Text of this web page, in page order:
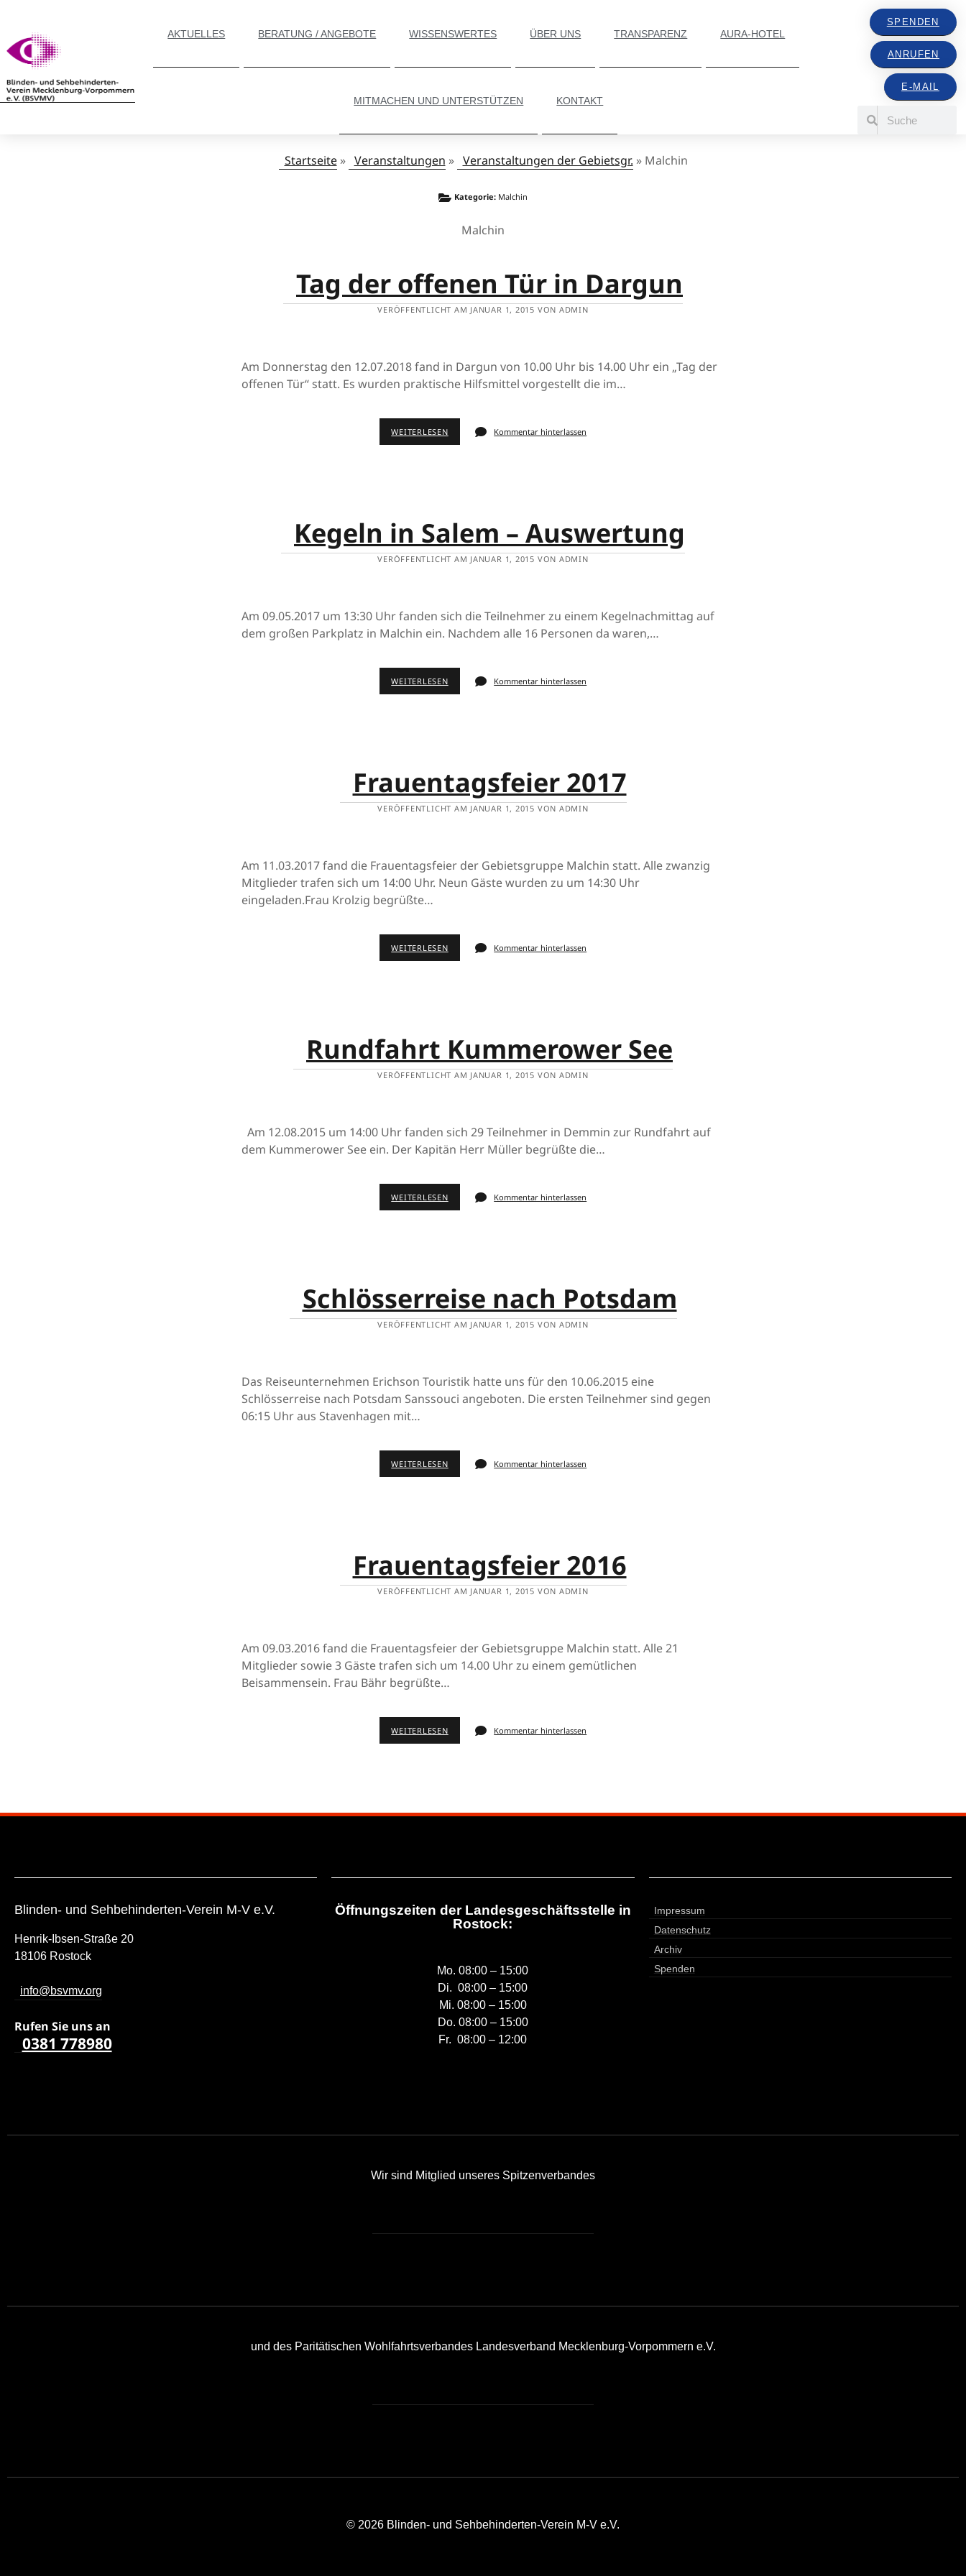
AKTUELLES BERATUNG / ANGEBOTE WISSENSWERTES ÜBER UNS TRANSPARENZ AURA-HOTEL
MITMACHEN UND UNTERSTÜTZEN KONTAKT
SPENDEN
ANRUFEN
E-MAIL
Startseite» Veranstaltungen » Veranstaltungen der Gebietsgr. » Malchin
Kategorie: Malchin
Malchin
Tag der offenen Tür in Dargun
VERÖFFENTLICHT AM JANUAR 1, 2015 VON ADMIN
Am Donnerstag den 12.07.2018 fand in Dargun von 10.00 Uhr bis 14.00 Uhr ein „Tag der
offenen Tür“ statt. Es wurden praktische Hilfsmittel vorgestellt die im…
WEITERLESEN Kommentar hinterlassen
Kegeln in Salem – Auswertung
VERÖFFENTLICHT AM JANUAR 1, 2015 VON ADMIN
Am 09.05.2017 um 13:30 Uhr fanden sich die Teilnehmer zu einem Kegelnachmittag auf
dem großen Parkplatz in Malchin ein. Nachdem alle 16 Personen da waren,…
WEITERLESEN Kommentar hinterlassen
Frauentagsfeier 2017
VERÖFFENTLICHT AM JANUAR 1, 2015 VON ADMIN
Am 11.03.2017 fand die Frauentagsfeier der Gebietsgruppe Malchin statt. Alle zwanzig
Mitglieder trafen sich um 14:00 Uhr. Neun Gäste wurden zu um 14:30 Uhr
eingeladen.Frau Krolzig begrüßte…
WEITERLESEN Kommentar hinterlassen
Rundfahrt Kummerower See
VERÖFFENTLICHT AM JANUAR 1, 2015 VON ADMIN
Am 12.08.2015 um 14:00 Uhr fanden sich 29 Teilnehmer in Demmin zur Rundfahrt auf
dem Kummerower See ein. Der Kapitän Herr Müller begrüßte die…
WEITERLESEN Kommentar hinterlassen
Schlösserreise nach Potsdam
VERÖFFENTLICHT AM JANUAR 1, 2015 VON ADMIN
Das Reiseunternehmen Erichson Touristik hatte uns für den 10.06.2015 eine
Schlösserreise nach Potsdam Sanssouci angeboten. Die ersten Teilnehmer sind gegen
06:15 Uhr aus Stavenhagen mit…
WEITERLESEN Kommentar hinterlassen
Frauentagsfeier 2016
VERÖFFENTLICHT AM JANUAR 1, 2015 VON ADMIN
Am 09.03.2016 fand die Frauentagsfeier der Gebietsgruppe Malchin statt. Alle 21
Mitglieder sowie 3 Gäste trafen sich um 14.00 Uhr zu einem gemütlichen
Beisammensein. Frau Bähr begrüßte…
WEITERLESEN Kommentar hinterlassen
Blinden- und Sehbehinderten-Verein M-V e.V.
Henrik-Ibsen-Straße 20
18106 Rostock
info@bsvmv.org
Rufen Sie uns an
0381 778980
Öffnungszeiten der Landesgeschäftsstelle in
Rostock:
Mo. 08:00 – 15:00
Di. 08:00 – 15:00
Mi. 08:00 – 15:00
Do. 08:00 – 15:00
Fr. 08:00 – 12:00
Impressum
Datenschutz
Archiv
Spenden
Wir sind Mitglied unseres Spitzenverbandes
und des Paritätischen Wohlfahrtsverbandes Landesverband Mecklenburg-Vorpommern e.V.
© 2026 Blinden- und Sehbehinderten-Verein M-V e.V.